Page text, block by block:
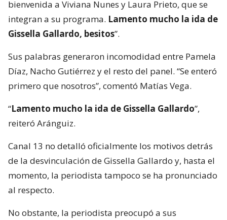
bienvenida a Viviana Nunes y Laura Prieto, que se
integran a su programa. Lamento mucho la ida de
Gissella Gallardo, besitos”.
Sus palabras generaron incomodidad entre Pamela
Díaz, Nacho Gutiérrez y el resto del panel. “Se enteró
primero que nosotros”, comentó Matías Vega.
“Lamento mucho la ida de Gissella Gallardo”,
reiteró Aránguiz.
Canal 13 no detalló oficialmente los motivos detrás
de la desvinculación de Gissella Gallardo y, hasta el
momento, la periodista tampoco se ha pronunciado
al respecto.
No obstante, la periodista preocupó a sus